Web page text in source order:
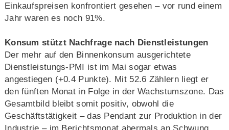
Einkaufspreisen konfrontiert gesehen – vor rund einem
Jahr waren es noch 91%.
Konsum stützt Nachfrage nach Dienstleistungen
Der mehr auf den Binnenkonsum ausgerichtete
Dienstleistungs-PMI ist im Mai sogar etwas
angestiegen (+0.4 Punkte). Mit 52.6 Zählern liegt er
den fünften Monat in Folge in der Wachstumszone. Das
Gesamtbild bleibt somit positiv, obwohl die
Geschäftstätigkeit – das Pendant zur Produktion in der
Industrie – im Berichtsmonat abermals an Schwung